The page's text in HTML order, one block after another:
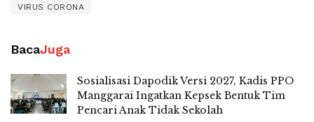
VIRUS CORONA
BacaJuga
Sosialisasi Dapodik Versi 2027, Kadis PPO
Manggarai Ingatkan Kepsek Bentuk Tim
Pencari Anak Tidak Sekolah